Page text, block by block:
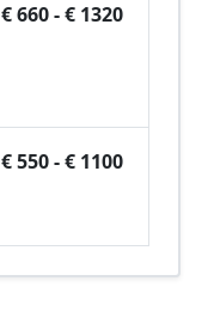
€ 660 - € 1320
€ 550 - € 1100